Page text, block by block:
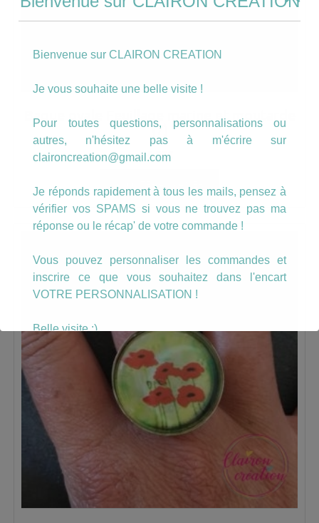
Bague ovale Feuillage marine et moutarde
(7)
6.00€
AJOUTER AU PANIER
Bienvenue sur CLAIRON CREATION
Je vous souhaite une belle visite !
Pour toutes questions, personnalisations ou
autres, n'hésitez pas à m'écrire sur
claironcreation@gmail.com
Je réponds rapidement à tous les mails, pensez à
vérifier vos SPAMS si vous ne trouvez pas ma
réponse ou le récap' de votre commande !
Vous pouvez personnaliser les commandes et
inscrire ce que vous souhaitez dans l'encart
VOTRE PERSONNALISATION !
Belle visite :)